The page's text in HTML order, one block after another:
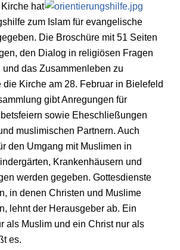
hat
zum Islam für evangelische
Die Broschüre mit 51 Seiten
den Dialog in religiösen Fragen
das Zusammenleben zu
die Kirche am 28. Februar in Bielefeld
gibt Anregungen für
sowie Eheschließungen
muslimischen Partnern. Auch
den Umgang mit Muslimen in
Krankenhäusern und
werden gegeben. Gottesdienste
in denen Christen und Muslime
lehnt der Herausgeber ab. Ein
als Muslim und ein Christ nur als
es.